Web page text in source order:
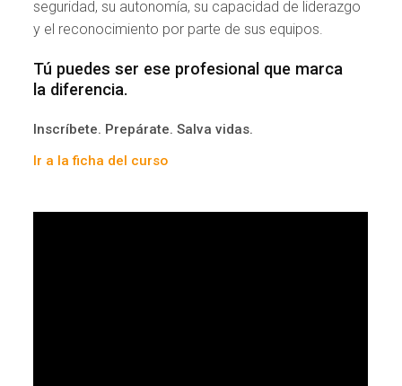
seguridad, su autonomía, su capacidad de liderazgo
y el reconocimiento por parte de sus equipos.
Tú puedes ser ese profesional que marca
la diferencia.
Inscríbete. Prepárate. Salva vidas.
Ir a la ficha del curso